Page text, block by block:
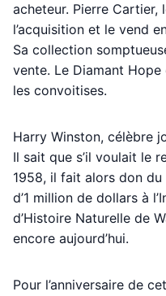
acheteur. Pierre
l’acquisition et le vend
Sa collection
vente. Le Diamant
les convoitises.
Harry Winston, célèbre
Il sait que s’il voulait le
1958, il fait alors don du
d’1 million de dollars à
d’Histoire Naturelle de
encore aujourd’hui.
Pour l’anniversaire de